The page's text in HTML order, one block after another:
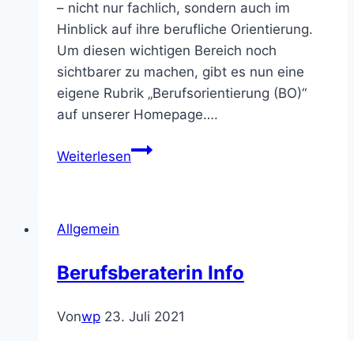
– nicht nur fachlich, sondern auch im
Hinblick auf ihre berufliche Orientierung.
Um diesen wichtigen Bereich noch
sichtbarer zu machen, gibt es nun eine
eigene Rubrik „Berufsorientierung (BO)“
auf unserer Homepage….
WeiterlesenNeue
Allgemein
Berufsberaterin Info
Vonwp 23. Juli 2021